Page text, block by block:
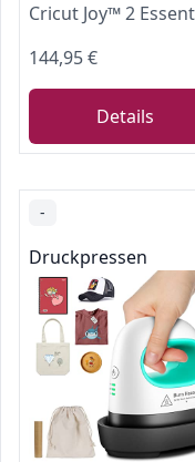
144,95 €
Details
-
Druckpressen